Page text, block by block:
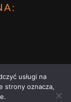
usługi na
strony oznacza,